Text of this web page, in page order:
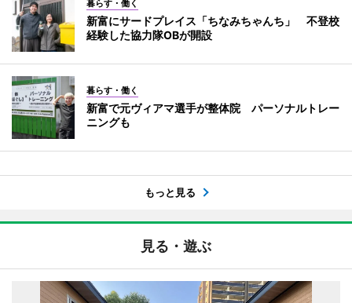
暮らす・働く
新富にサードプレイス「ちなみちゃんち」 不登校
経験した協力隊OBが開設
暮らす・働く
新富で元ヴィアマ選手が整体院 パーソナルトレー
ニングも
もっと見る
見る・遊ぶ